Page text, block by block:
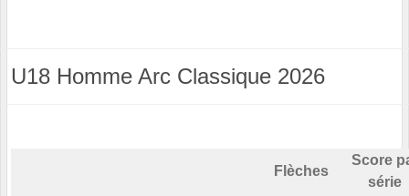
U18 Homme Arc Classique 2026
Flèches
Score
série